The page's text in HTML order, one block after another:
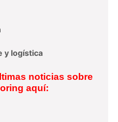
y logística
noticias sobre
aquí: